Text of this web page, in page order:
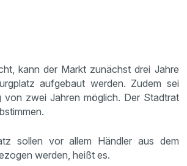
kann der Markt zunächst drei Jahre
aufgebaut werden. Zudem sei
von zwei Jahren möglich. Der Stadtrat
sollen vor allem Händler aus dem
werden, heißt es.